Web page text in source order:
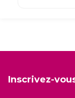
Inscrivez-